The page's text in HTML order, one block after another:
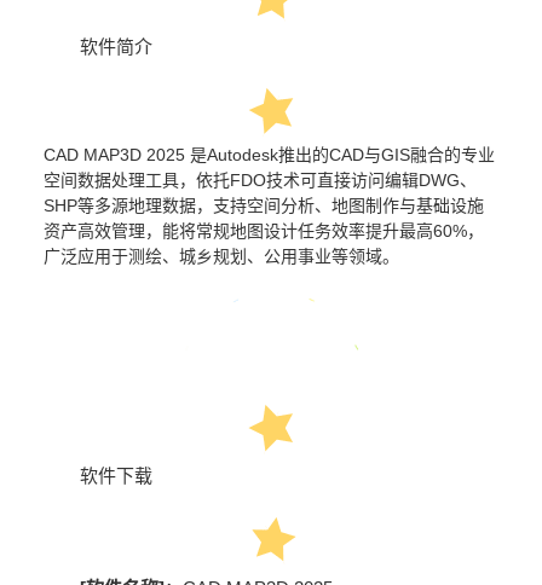
软件简介
CAD MAP3D 2025 是Autodesk推出的CAD与GIS融合的专业
空间数据处理工具，依托FDO技术可直接访问编辑DWG、
SHP等多源地理数据，支持空间分析、地图制作与基础设施
资产高效管理，能将常规地图设计任务效率提升最高60%，
广泛应用于测绘、城乡规划、公用事业等领域。
软件下载